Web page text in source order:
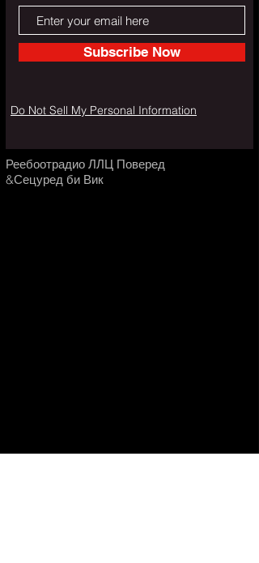
Subscribe Now
Do Not Sell My Personal Information
Реебоотрадио ЛЛЦ Поверед
&Сецуред би Вик